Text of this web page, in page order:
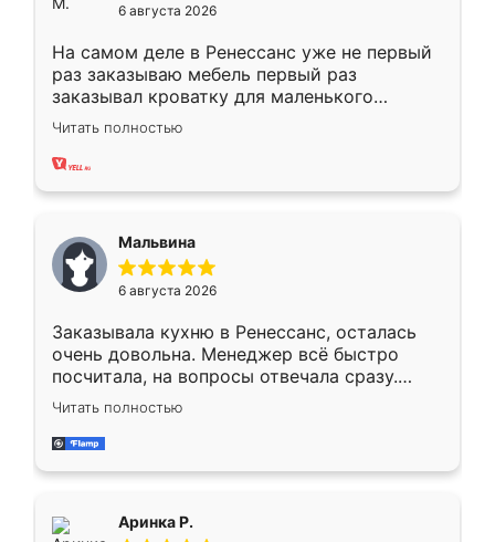
6 августа 2026
На самом деле в Ренессанс уже не первый
раз заказываю мебель первый раз
заказывал кроватку для маленького
ребёнка при его рождении ,во второй раз
заказал шкаф-купе. По качеству очень
хорошее сборка достаточно быстрая,
меньше, здесь же он более разнообразный.
Мне нравится ,если что-то потребуется из
мебели буду заказывать только здесь.
Читать полностью
Мальвина
6 августа 2026
Заказывала кухню в Ренессанс, осталась
очень довольна. Менеджер всё быстро
посчитала, на вопросы отвечала сразу.
Замерщик приехал в субботу, подошёл к
делу со всей ответственностью. Собрали
за день, ребята работали аккуратно, даже
Читать полностью
Аринка Р.